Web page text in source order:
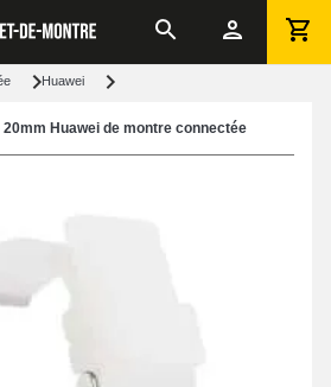
Huawei
Huawei de montre connectée